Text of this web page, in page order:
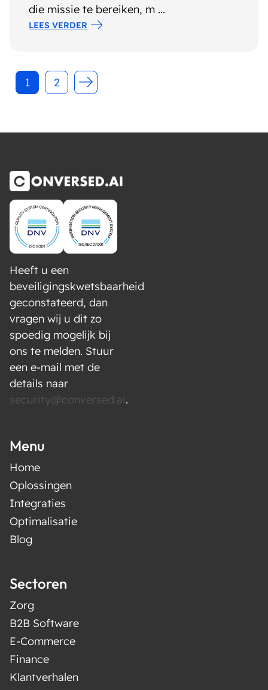
die missie te bereiken, m ...
LEES VERDER
1 2
Heeft u een
beveiligingskwetsbaarheid
geconstateerd, dan
vragen wij u dit zo
spoedig mogelijk bij
ons te melden. Stuur
een e-mail met de
details naar
security@conversed.ai.
Menu
Home
Oplossingen
Integraties
Optimalisatie
Blog
Sectoren
Zorg
B2B Software
E-Commerce
Finance
Klantverhalen